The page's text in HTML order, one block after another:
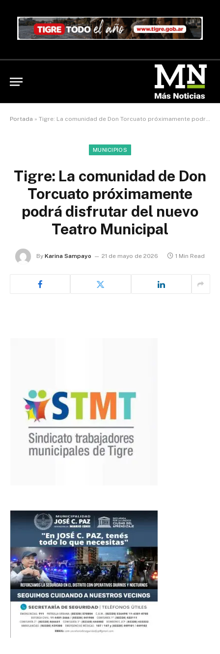
Portada » Tigre: La comunidad de Don Torcuato próximamente podrá disfrutar del nuevo Teatro Municipal
MUNICIPIOS
Tigre: La comunidad de Don
Torcuato próximamente
podrá disfrutar del nuevo
Teatro Municipal
By Karina Sampayo 21 de mayo de 2026 1 Min Read